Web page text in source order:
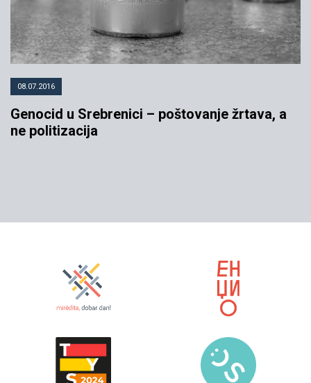
08.07.2016
Genocid u Srebrenici – poštovanje žrtava, a
ne politizacija